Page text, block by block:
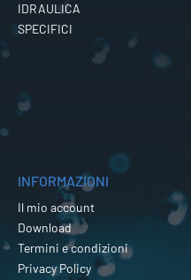
IDRAULICA
SPECIFICI
INFORMAZIONI
Il mio account
Download
Termini e condizioni
Privacy Policy